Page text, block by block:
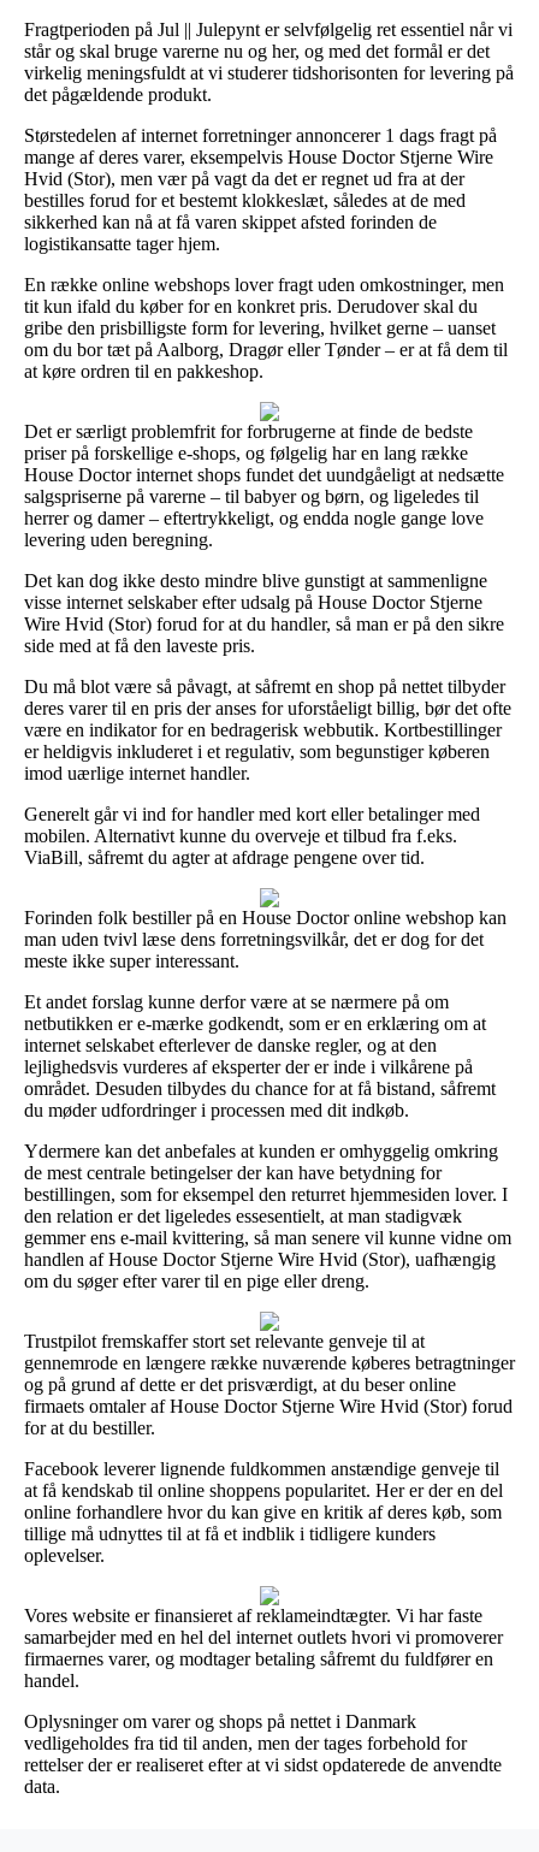
Fragtperioden på Jul || Julepynt er selvfølgelig ret essentiel når vi
står og skal bruge varerne nu og her, og med det formål er det
virkelig meningsfuldt at vi studerer tidshorisonten for levering på
det pågældende produkt.
Størstedelen af internet forretninger annoncerer 1 dags fragt på
mange af deres varer, eksempelvis House Doctor Stjerne Wire
Hvid (Stor), men vær på vagt da det er regnet ud fra at der
bestilles forud for et bestemt klokkeslæt, således at de med
sikkerhed kan nå at få varen skippet afsted forinden de
logistikansatte tager hjem.
En række online webshops lover fragt uden omkostninger, men
tit kun ifald du køber for en konkret pris. Derudover skal du
gribe den prisbilligste form for levering, hvilket gerne – uanset
om du bor tæt på Aalborg, Dragør eller Tønder – er at få dem til
at køre ordren til en pakkeshop.
Det er særligt problemfrit for forbrugerne at finde de bedste
priser på forskellige e-shops, og følgelig har en lang række
House Doctor internet shops fundet det uundgåeligt at nedsætte
salgspriserne på varerne – til babyer og børn, og ligeledes til
herrer og damer – eftertrykkeligt, og endda nogle gange love
levering uden beregning.
Det kan dog ikke desto mindre blive gunstigt at sammenligne
visse internet selskaber efter udsalg på House Doctor Stjerne
Wire Hvid (Stor) forud for at du handler, så man er på den sikre
side med at få den laveste pris.
Du må blot være så påvagt, at såfremt en shop på nettet tilbyder
deres varer til en pris der anses for uforståeligt billig, bør det ofte
være en indikator for en bedragerisk webbutik. Kortbestillinger
er heldigvis inkluderet i et regulativ, som begunstiger køberen
imod uærlige internet handler.
Generelt går vi ind for handler med kort eller betalinger med
mobilen. Alternativt kunne du overveje et tilbud fra f.eks.
ViaBill, såfremt du agter at afdrage pengene over tid.
Forinden folk bestiller på en House Doctor online webshop kan
man uden tvivl læse dens forretningsvilkår, det er dog for det
meste ikke super interessant.
Et andet forslag kunne derfor være at se nærmere på om
netbutikken er e-mærke godkendt, som er en erklæring om at
internet selskabet efterlever de danske regler, og at den
lejlighedsvis vurderes af eksperter der er inde i vilkårene på
området. Desuden tilbydes du chance for at få bistand, såfremt
du møder udfordringer i processen med dit indkøb.
Ydermere kan det anbefales at kunden er omhyggelig omkring
de mest centrale betingelser der kan have betydning for
bestillingen, som for eksempel den returret hjemmesiden lover. I
den relation er det ligeledes essesentielt, at man stadigvæk
gemmer ens e-mail kvittering, så man senere vil kunne vidne om
handlen af House Doctor Stjerne Wire Hvid (Stor), uafhængig
om du søger efter varer til en pige eller dreng.
Trustpilot fremskaffer stort set relevante genveje til at
gennemrode en længere række nuværende køberes betragtninger
og på grund af dette er det prisværdigt, at du beser online
firmaets omtaler af House Doctor Stjerne Wire Hvid (Stor) forud
for at du bestiller.
Facebook leverer lignende fuldkommen anstændige genveje til
at få kendskab til online shoppens popularitet. Her er der en del
online forhandlere hvor du kan give en kritik af deres køb, som
tillige må udnyttes til at få et indblik i tidligere kunders
oplevelser.
Vores website er finansieret af reklameindtægter. Vi har faste
samarbejder med en hel del internet outlets hvori vi promoverer
firmaernes varer, og modtager betaling såfremt du fuldfører en
handel.
Oplysninger om varer og shops på nettet i Danmark
vedligeholdes fra tid til anden, men der tages forbehold for
rettelser der er realiseret efter at vi sidst opdaterede de anvendte
data.